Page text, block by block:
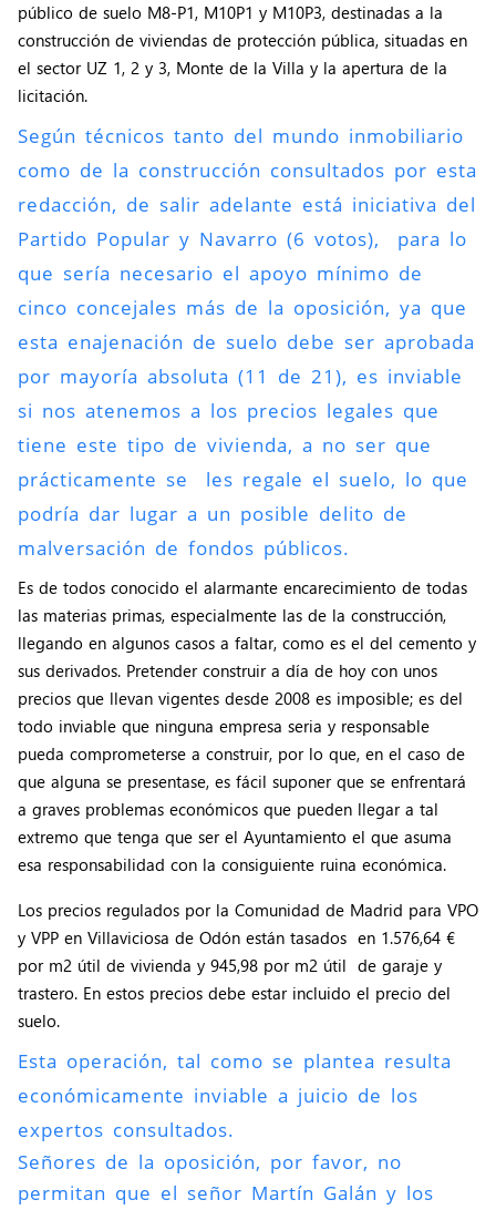
público de suelo M8-P1, M10P1 y M10P3, destinadas a la
construcción de viviendas de protección pública, situadas en
el sector UZ 1, 2 y 3, Monte de la Villa y la apertura de la
licitación.
Según técnicos tanto del mundo inmobiliario
como de la construcción consultados por esta
redacción, de salir adelante está iniciativa del
Partido Popular y Navarro (6 votos), para lo
que sería necesario el apoyo mínimo de
cinco concejales más de la oposición, ya que
esta enajenación de suelo debe ser aprobada
por mayoría absoluta (11 de 21), es inviable
si nos atenemos a los precios legales que
tiene este tipo de vivienda, a no ser que
prácticamente se les regale el suelo, lo que
podría dar lugar a un posible delito de
malversación de fondos públicos.
Es de todos conocido el alarmante encarecimiento de todas
las materias primas, especialmente las de la construcción,
llegando en algunos casos a faltar, como es el del cemento y
sus derivados. Pretender construir a día de hoy con unos
precios que llevan vigentes desde 2008 es imposible; es del
todo inviable que ninguna empresa seria y responsable
pueda comprometerse a construir, por lo que, en el caso de
que alguna se presentase, es fácil suponer que se enfrentará
a graves problemas económicos que pueden llegar a tal
extremo que tenga que ser el Ayuntamiento el que asuma
esa responsabilidad con la consiguiente ruina económica.
Los precios regulados por la Comunidad de Madrid para VPO
y VPP en Villaviciosa de Odón están tasados en 1.576,64 €
por m2 útil de vivienda y 945,98 por m2 útil de garaje y
trastero. En estos precios debe estar incluido el precio del
suelo.
Esta operación, tal como se plantea resulta
económicamente inviable a juicio de los
expertos consultados.
Señores de la oposición, por favor, no
permitan que el señor Martín Galán y los